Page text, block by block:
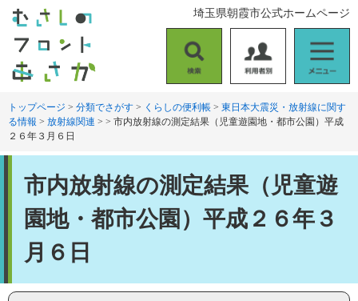
す
。
し
て
索
用
者
別
ニ
ュ
ー
埼玉県朝霞市公式ホームページ
トップページ > 分類でさがす > くらしの便利帳 > 東日本大震災・放射線に関す
る情報 > 放射線関連 > > 市内放射線の測定結果（児童遊園地・都市公園）平成
２６年３月６日
市内放射線の測定結果（児童遊
園地・都市公園）平成２６年３
月６日